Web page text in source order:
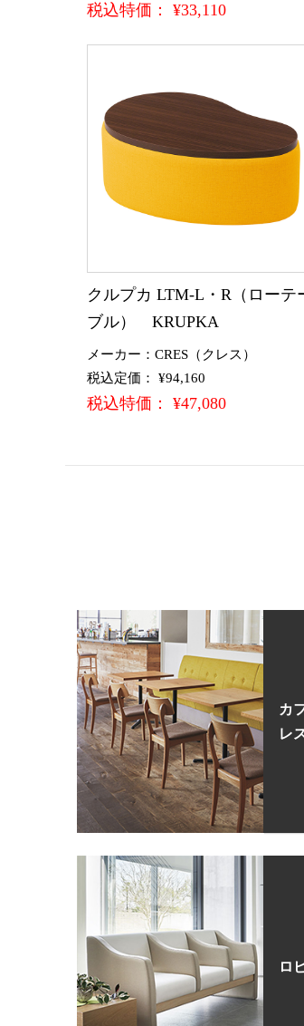
税込特価： ¥33,110
クルプカ LTM-L・R（ローテ
ブル） KRUPKA
メーカー：CRES（クレス）
税込定価： ¥94,160
税込特価： ¥47,080
カ
レ
ロ